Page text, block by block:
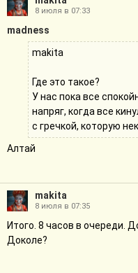
8 июля в 07:33
madness
makita
Где это такое?
У нас пока все
напряг, когда все
с гречкой, которую
Алтай
makita
8 июля в 07:35
Итого. 8 часов в очереди.
Доколе?